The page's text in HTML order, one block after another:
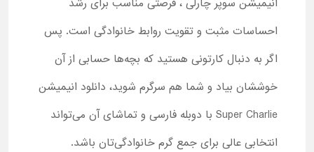
انیمیشن سوپر چارلی ، فرصتی مناسب برای رشد
احساسات مثبت و تقویت روابط خانوادگی است. پس
اگر به دنبال کارتونی هستید که بچه‌ها حسابی از آن
خوششان بیاد و شما هم سرگرم شوید، دانلود انیمیشن
Super Charlie با دوبله فارسی و تماشای آن می‌تواند
انتخابی عالی برای جمع گرم خانوادگی‌تان‌ باشد.